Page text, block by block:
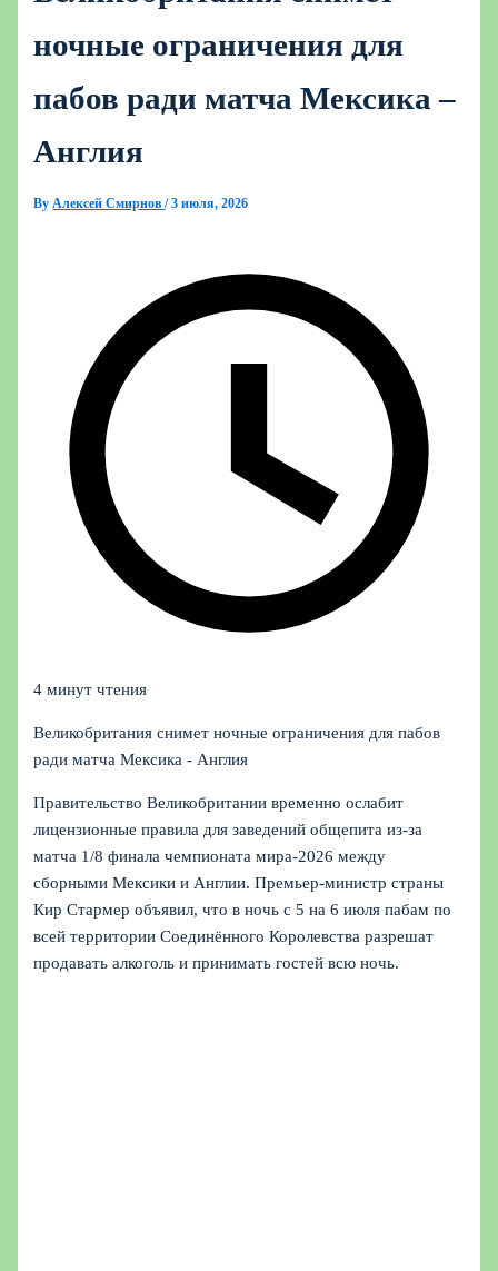
ночные ограничения для
пабов ради матча Мексика –
Англия
ByАлексей Смирнов/3 июля, 2026
4 минут чтения
Великобритания снимет ночные ограничения для пабов
ради матча Мексика - Англия
Правительство Великобритании временно ослабит
лицензионные правила для заведений общепита из‑за
матча 1/8 финала чемпионата мира‑2026 между
сборными Мексики и Англии. Премьер-министр страны
Кир Стармер объявил, что в ночь с 5 на 6 июля пабам по
всей территории Соединённого Королевства разрешат
продавать алкоголь и принимать гостей всю ночь.